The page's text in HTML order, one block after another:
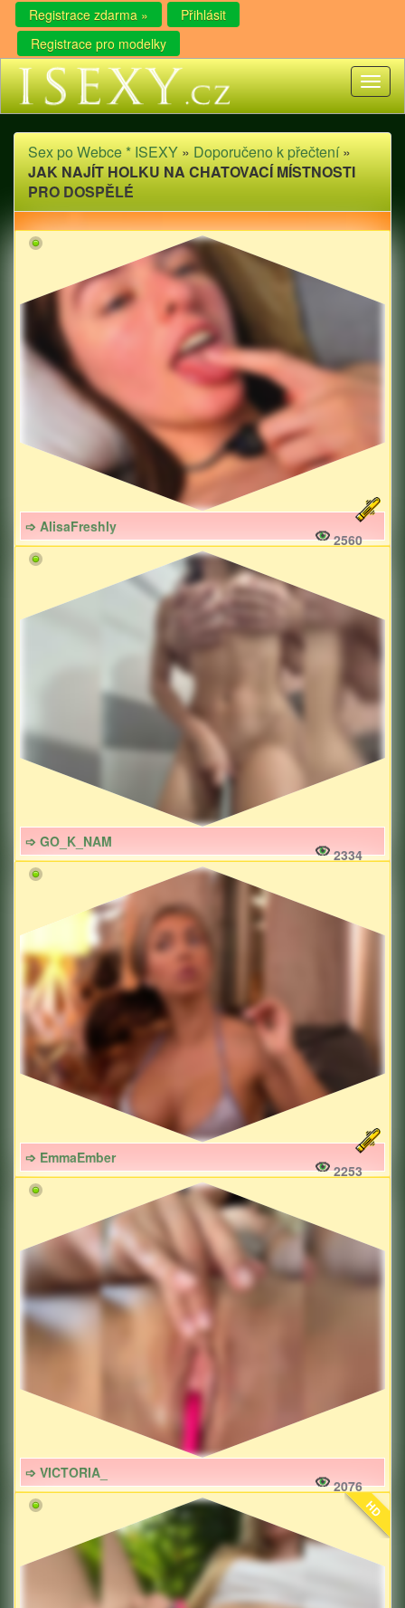
Registrace zdarma »
Přihlásit
Registrace pro modelky
Sex po Webce * ISEXY » Doporučeno k přečtení»
JAK NAJÍT HOLKU NA CHATOVACÍ MÍSTNOSTI
PRO DOSPĚLÉ
➩ AlisaFreshly
2560
➩ GO_K_NAM
2334
➩ EmmaEmber
2253
➩ VICTORIA_
2076
HD